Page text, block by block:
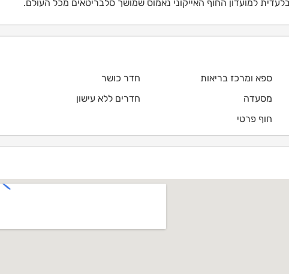
ספא ומרכז בריאות
חדר כושר
מסעדה
חדרים ללא עישון
חוף פרטי